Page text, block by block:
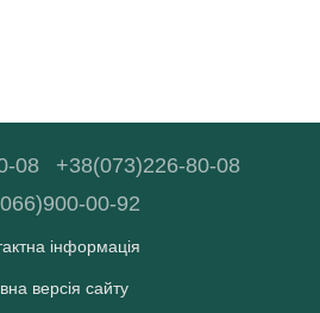
08
+38(073)226-80-08
00-92
інформація
версія сайту